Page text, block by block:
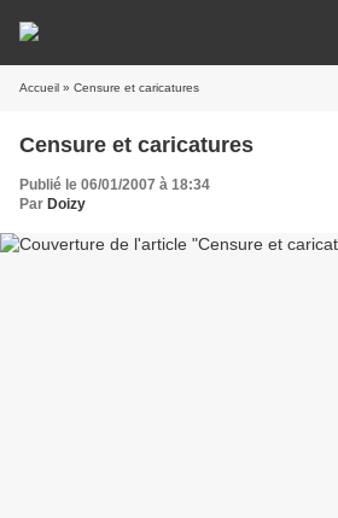
Accueil » Censure et caricatures
Censure et caricatures
Publié le 06/01/2007 à 18:34
Par Doizy